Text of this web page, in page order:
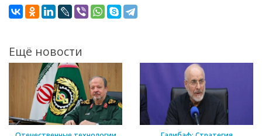
Ещё новости